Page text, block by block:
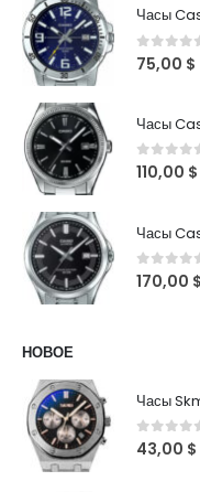
Часы
0out
75,00 $
Часы
0out
110,00 $
Часы
0out
170,00 $
НОВОЕ
Часы
0 out
43,00 $